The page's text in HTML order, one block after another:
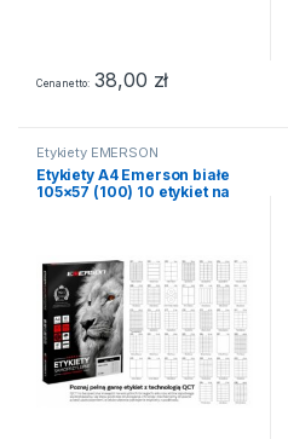
Cena netto 38,00 zł
Etykiety EMERSON
Etykiety A4 Emerson białe
105×57 (100) 10 etykiet na